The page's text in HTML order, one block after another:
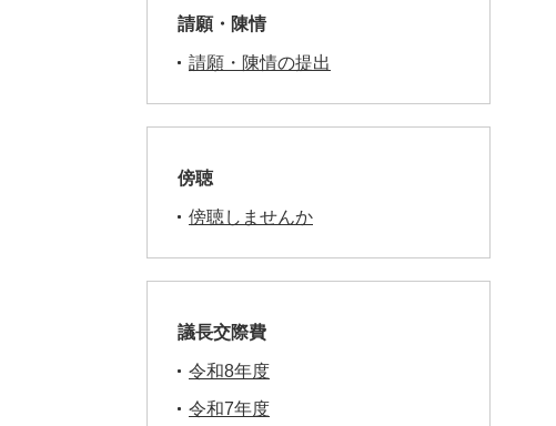
請願・陳情
請願・陳情の提出
傍聴
傍聴しませんか
議長交際費
令和8年度
令和7年度